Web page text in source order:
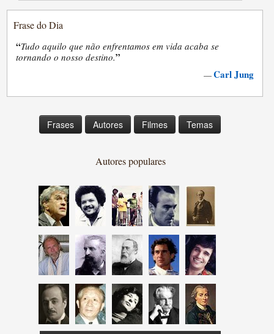
Frase do Dia
“Tudo aquilo que não enfrentamos em vida acaba se
tornando o nosso destino.”
—Carl Jung
Frases Autores Filmes Temas
Autores populares